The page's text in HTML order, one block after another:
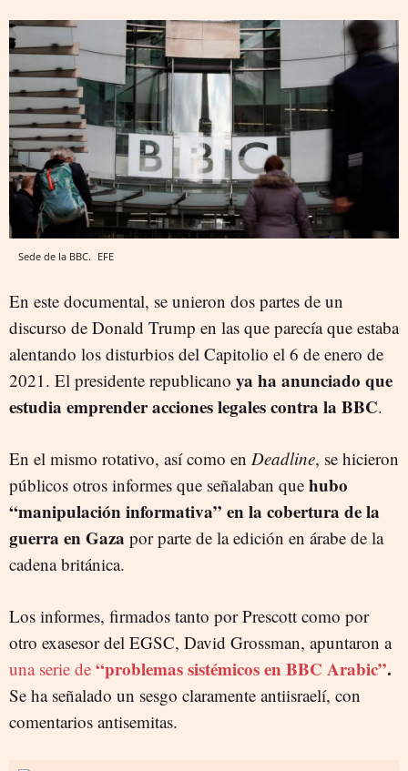
Sede de la BBC. EFE
En este documental, se unieron dos partes de un
discurso de Donald Trump en las que parecía que estaba
alentando los disturbios del Capitolio el 6 de enero de
2021. El presidente republicano ya ha anunciado que
estudia emprender acciones legales contra la BBC.
En el mismo rotativo, así como en Deadline, se hicieron
públicos otros informes que señalaban que hubo
“manipulación informativa” en la cobertura de la
guerra en Gaza por parte de la edición en árabe de la
cadena británica.
Los informes, firmados tanto por Prescott como por
otro exasesor del EGSC, David Grossman, apuntaron a
una serie de “problemas sistémicos en BBC Arabic”.
Se ha señalado un sesgo claramente antiisraelí, con
comentarios antisemitas.